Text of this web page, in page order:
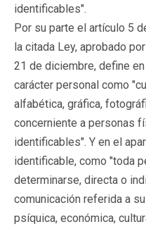
identificables".
Por su parte el artículo 5
la citada Ley, aprobado
21 de diciembre, define
carácter personal como
alfabética, gráfica,
concerniente a personas
identificables". Y en el
identificable, como "toda
determinarse, directa o
comunicación referida a
psíquica, económica,